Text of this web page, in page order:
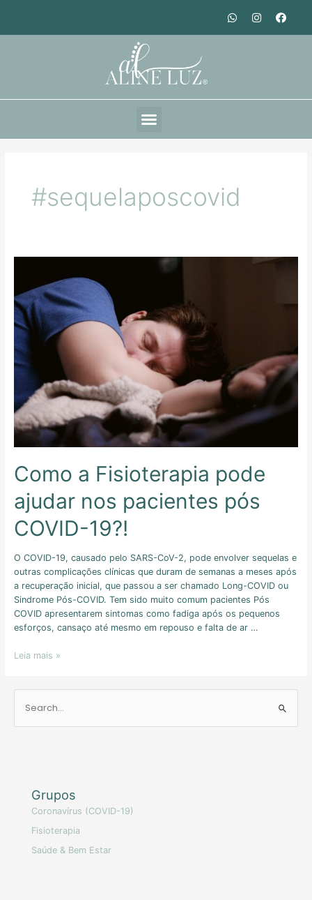
#sequelaposcovid
Como a Fisioterapia pode
ajudar nos pacientes pós
COVID-19?!
O COVID-19, causado pelo SARS-CoV-2, pode envolver sequelas e
outras complicações clínicas que duram de semanas a meses após
a recuperação inicial, que passou a ser chamado Long-COVID ou
Sindrome Pós-COVID. Tem sido muito comum pacientes Pós
COVID apresentarem sintomas como fadiga após os pequenos
esforços, cansaço até mesmo em repouso e falta de ar …
Leia mais »
Grupos
Coronavírus (COVID-19)
Fisioterapia
Saúde & Bem Estar